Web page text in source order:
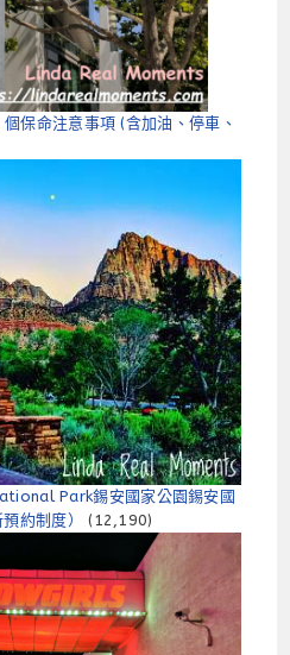
保命注意事項 (含加油、停車、
Park錫安國家公園錫安國
約制​​度）
(12,190)